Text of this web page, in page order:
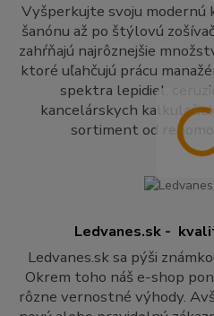
Vyšperkujte svoju modernú
šanónu až po štýlovú
zahŕňajú najrôznejšie
ktoré uľahčujú prácu
spektra lepidiel,
kancelárskych
sortiment od
Ledvanes.sk -
Ledvanes.sk sa pýši
Okrem toho náš e-shop
rôzne vernostné výhody.